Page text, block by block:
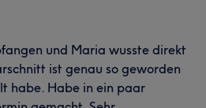
und Maria wusste direkt
ist genau so geworden
habe. Habe in ein paar